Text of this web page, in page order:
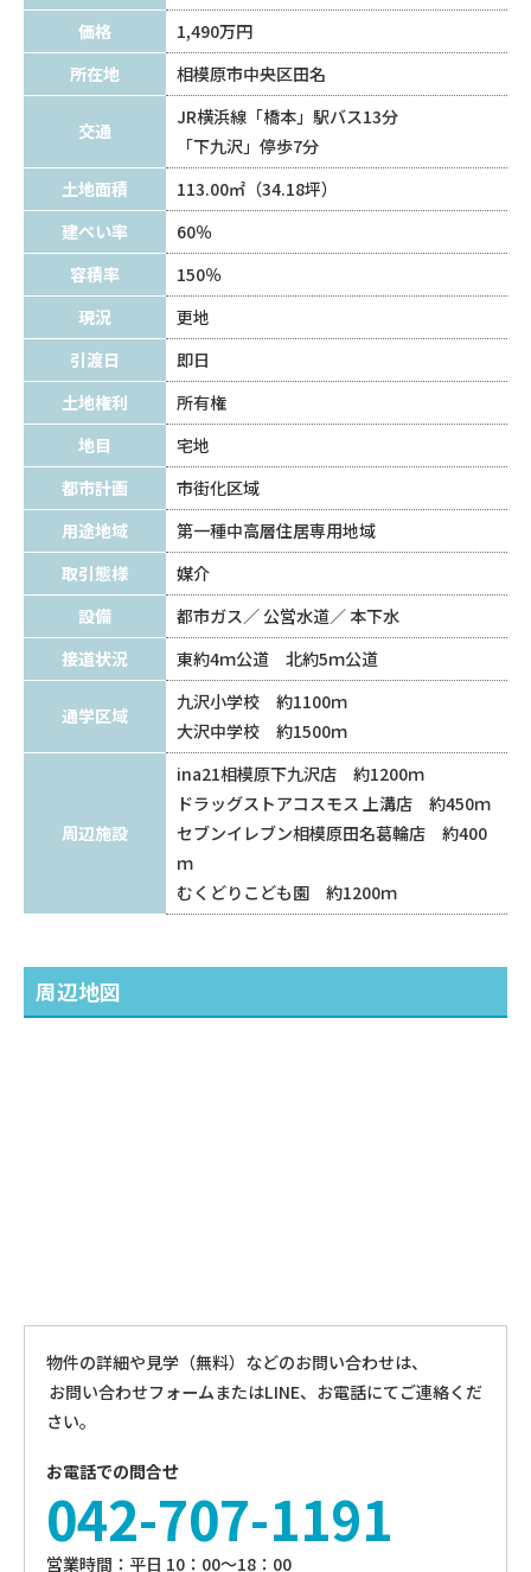
価格
1,490万円
所在地
相模原市中央区田名
交通
JR横浜線「橋本」駅バス13分
「下九沢」停歩7分
土地面積
113.00㎡（34.18坪）
建ぺい率
60％
容積率
150％
現況
更地
引渡日
即日
土地権利
所有権
地目
宅地
都市計画
市街化区域
用途地域
第一種中高層住居専用地域
取引態様
媒介
設備
都市ガス 公営水道
本下水
接道状況
東約4ｍ公道 北約5ｍ公道
通学区域
九沢小学校 約1100ｍ
大沢中学校 約1500ｍ
周辺施設
ina21相模原下九沢店 約1200ｍ
ドラッグストアコスモス 上溝店 約450ｍ
セブンイレブン相模原田名葛輪店 約400
ｍ
むくどりこども園 約1200ｍ
周辺地図
物件の詳細や見学（無料）などのお問い合わせは、
お問い合わせフォームまたはLINE、お電話にてご連絡くだ
さい。
お電話での問合せ
042-707-1191
営業時間：平⽇ 10：00〜18：00